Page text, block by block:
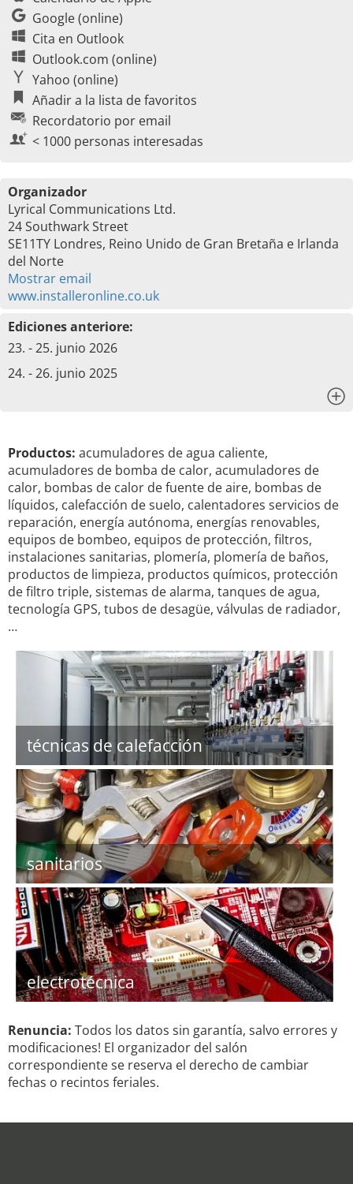
Google (online)
Cita en Outlook
Outlook.com (online)
Yahoo (online)
Añadir a la lista de favoritos
Recordatorio por email
< 1000 personas interesadas
Organizador
Lyrical Communications Ltd.
24 Southwark Street
SE11TY Londres, Reino Unido de Gran Bretaña e Irlanda
del Norte
Mostrar email
www.installeronline.co.uk
Ediciones anteriore:
23. - 25. junio 2026
24. - 26. junio 2025
Productos: acumuladores de agua caliente,
acumuladores de bomba de calor, acumuladores de
calor, bombas de calor de fuente de aire, bombas de
líquidos, calefacción de suelo, calentadores servicios de
reparación, energía autónoma, energías renovables,
equipos de bombeo, equipos de protección, filtros,
instalaciones sanitarias, plomería, plomería de baños,
productos de limpieza, productos químicos, protección
de filtro triple, sistemas de alarma, tanques de agua,
tecnología GPS, tubos de desagüe, válvulas de radiador,
…
técnicas de calefacción
sanitarios
electrotécnica
Renuncia: Todos los datos sin garantía, salvo errores y
modificaciones! El organizador del salón
correspondiente se reserva el derecho de cambiar
fechas o recintos feriales.